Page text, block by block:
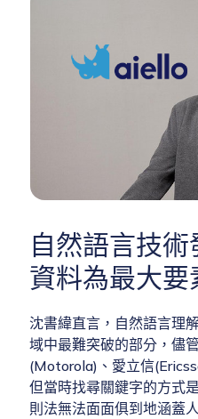
自然語言技
資料為最大要
沈書緯直言，自然語言理
域中最難突破的部分，儘
(Motorola)、愛立信
但當時找尋關鍵字的方式
則法無法面面俱到地涵蓋